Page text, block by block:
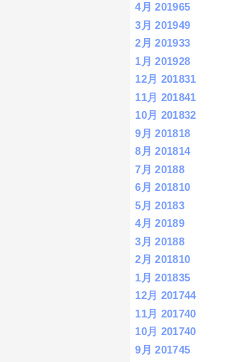
4月 201965
3月 201949
2月 201933
1月 201928
12月 201831
11月 201841
10月 201832
9月 201818
8月 201814
7月 20188
6月 201810
5月 20183
4月 20189
3月 20188
2月 201810
1月 201835
12月 201744
11月 201740
10月 201740
9月 201745